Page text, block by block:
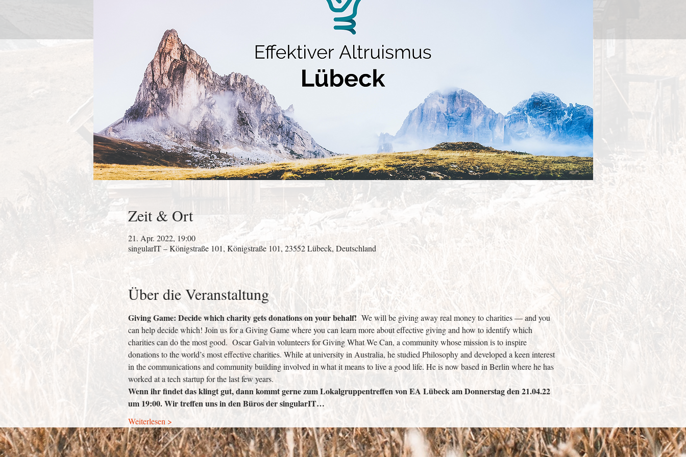
Zeit & Ort
21. Apr. 2022, 19:00
singularIT – Königstraße 101, Königstraße 101, 23552 Lübeck, Deutschland
Über die Veranstaltung
Giving Game: Decide which charity gets donations on your behalf! We will be giving away real money to charities — and you
can help decide which! Join us for a Giving Game where you can learn more about effective giving and how to identify which
charities can do the most good.  Oscar Galvin volunteers for Giving What We Can, a community whose mission is to inspire
donations to the world’s most effective charities. While at university in Australia, he studied Philosophy and developed a keen interest
in the communications and community building involved in what it means to live a good life. He is now based in Berlin where he has
worked at a tech startup for the last few years.
Wenn ihr findet das klingt gut, dann kommt gerne zum Lokalgruppentreffen von EA Lübeck am Donnerstag den 21.04.22
um 19:00. Wir treffen uns in den Büros der singularIT…
Weiterlesen >